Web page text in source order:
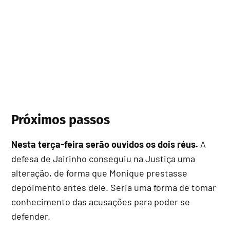
Próximos passos
Nesta terça-feira serão ouvidos os dois réus. A
defesa de Jairinho conseguiu na Justiça uma
alteração, de forma que Monique prestasse
depoimento antes dele. Seria uma forma de tomar
conhecimento das acusações para poder se
defender.